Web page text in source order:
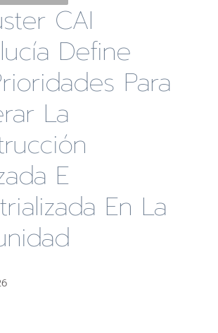
CAI
Define
Para
La
E
En La